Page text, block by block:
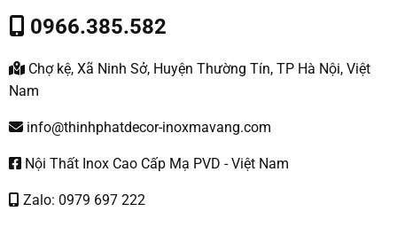
0966.385.582
Chợ kệ, Xã Ninh Sở, Huyện Thường Tín, TP Hà Nội, Việt
Nam
info@thinhphatdecor-inoxmavang.com
Nội Thất Inox Cao Cấp Mạ PVD - Việt Nam
Zalo: 0979 697 222